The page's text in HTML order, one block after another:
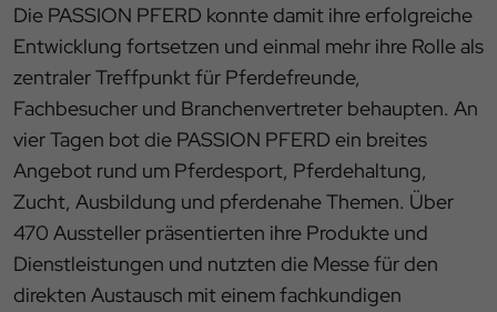
Die PASSION PFERD konnte damit ihre erfolgreiche
Entwicklung fortsetzen und einmal mehr ihre Rolle als
zentraler Treffpunkt für Pferdefreunde,
Fachbesucher und Branchenvertreter behaupten. An
vier Tagen bot die PASSION PFERD ein breites
Angebot rund um Pferdesport, Pferdehaltung,
Zucht, Ausbildung und pferdenahe Themen. Über
470 Aussteller präsentierten ihre Produkte und
Dienstleistungen und nutzten die Messe für den
direkten Austausch mit einem fachkundigen